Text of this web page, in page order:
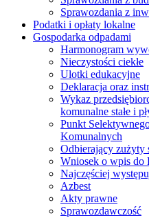
Sprawozdania z
Podatki i opłaty lokalne
Gospodarka odpadami
Harmonogram
Nieczystości ciekłe
Ulotki edukacyjne
Deklaracja oraz
Wykaz
komunalne stałe i
Punkt
Komunalnych
Odbierający zużyty
Wniosek o wpis do
Najczęściej
Azbest
Akty prawne
Sprawozdawczość